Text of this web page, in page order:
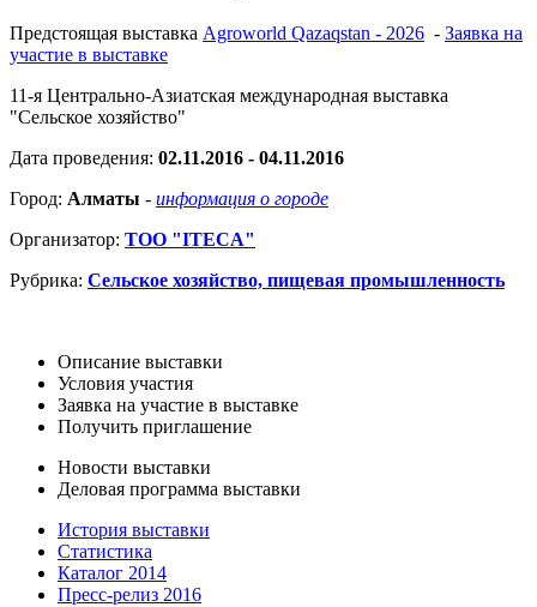
Предстоящая выставка Agroworld Qazaqstan - 2026 - Заявка на
участие в выставке
11-я Центрально-Азиатская международная выставка
"Сельское хозяйство"
Дата проведения: 02.11.2016 - 04.11.2016
Город: Алматы - информация о городе
Организатор: ТОО "ITECA"
Рубрика: Сельское хозяйство, пищевая промышленность
Описание выставки
Условия участия
Заявка на участие в выставке
Получить приглашение
Новости выставки
Деловая программа выставки
История выставки
Статистика
Каталог 2014
Пресс-релиз 2016